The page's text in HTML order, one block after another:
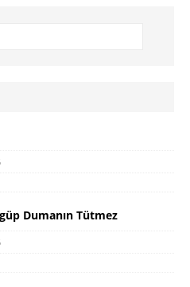
Dumanın Tütmez